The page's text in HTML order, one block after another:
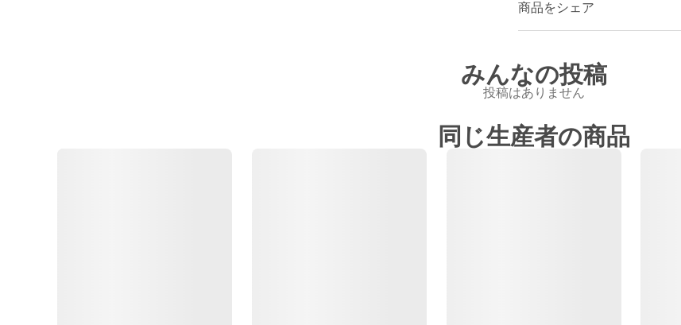
商品をシェア
みんなの投稿
投稿はありません
同じ生産者の商品